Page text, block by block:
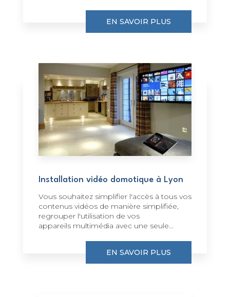
EN SAVOIR PLUS
Installation vidéo domotique à Lyon
Vous souhaitez simplifier l'accès à tous vos
contenus vidéos de manière simplifiée,
regrouper l'utilisation de vos
appareils multimédia avec une seule...
EN SAVOIR PLUS